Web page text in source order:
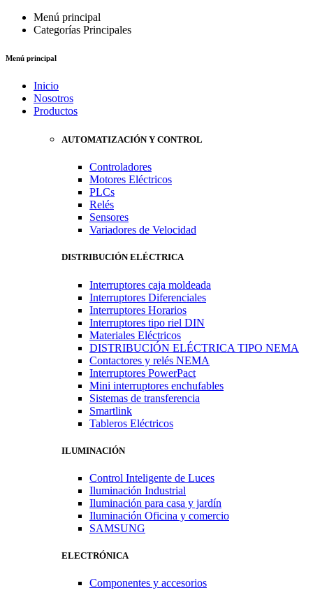
Menú principal
Categorías Principales
Menú principal
Inicio
Nosotros
Productos
AUTOMATIZACIÓN Y CONTROL
Controladores
Motores Eléctricos
PLCs
Relés
Sensores
Variadores de Velocidad
DISTRIBUCIÓN ELÉCTRICA
Interruptores caja moldeada
Interruptores Diferenciales
Interruptores Horarios
Interruptores tipo riel DIN
Materiales Eléctricos
DISTRIBUCIÓN ELÉCTRICA TIPO NEMA
Contactores y relés NEMA
Interruptores PowerPact
Mini interruptores enchufables
Sistemas de transferencia
Smartlink
Tableros Eléctricos
ILUMINACIÓN
Control Inteligente de Luces
Iluminación Industrial
Iluminación para casa y jardín
Iluminación Oficina y comercio
SAMSUNG
ELECTRÓNICA
Componentes y accesorios